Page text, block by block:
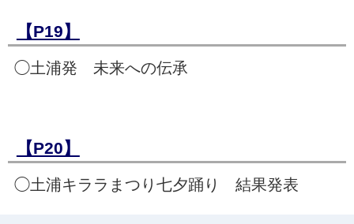
【P19】
◯土浦発 未来への伝承
【P20】
◯土浦キララまつり七夕踊り 結果発表